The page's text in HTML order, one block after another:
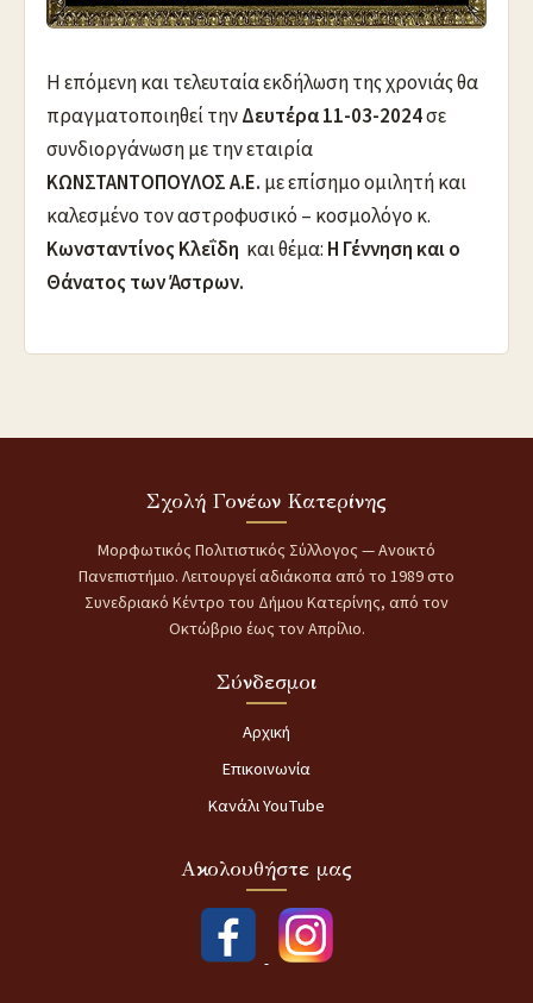
Η επόμενη και τελευταία εκδήλωση της χρονιάς θα
πραγματοποιηθεί τηνΔευτέρα 11-03-2024σε
συνδιοργάνωση με την εταιρία
ΚΩΝΣΤΑΝΤΟΠΟΥΛΟΣ Α.Ε. με επίσημο ομιλητή και
καλεσμένο τον αστροφυσικό – κοσμολόγο κ.
Κωνσταντίνος Κλεΐδη και θέμα: Η Γέννηση και ο
Θάνατος των Άστρων.
Σχολή Γονέων Κατερίνης
Μορφωτικός Πολιτιστικός Σύλλογος — Ανοικτό
Πανεπιστήμιο. Λειτουργεί αδιάκοπα από το 1989 στο
Συνεδριακό Κέντρο του Δήμου Κατερίνης, από τον
Οκτώβριο έως τον Απρίλιο.
Σύνδεσμοι
Αρχική
Επικοινωνία
Κανάλι YouTube
Ακολουθήστε μας